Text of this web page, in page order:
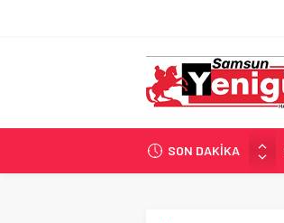
SON DAKİKA